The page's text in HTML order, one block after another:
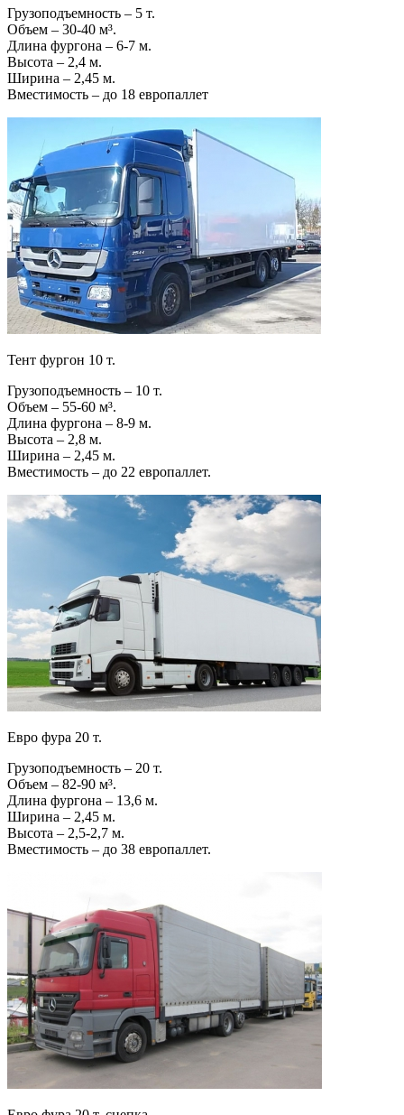
Грузоподъемность – 5 т.
Объем – 30-40 м³.
Длина фургона – 6-7 м.
Высота – 2,4 м.
Ширина – 2,45 м.
Вместимость – до 18 европаллет
Тент фургон 10 т.
Грузоподъемность – 10 т.
Объем – 55-60 м³.
Длина фургона – 8-9 м.
Высота – 2,8 м.
Ширина – 2,45 м.
Вместимость – до 22 европаллет.
Евро фура 20 т.
Грузоподъемность – 20 т.
Объем – 82-90 м³.
Длина фургона – 13,6 м.
Ширина – 2,45 м.
Высота – 2,5-2,7 м.
Вместимость – до 38 европаллет.